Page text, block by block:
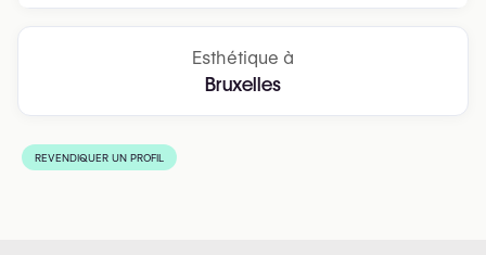
Esthétique à
Bruxelles
REVENDIQUER UN PROFIL